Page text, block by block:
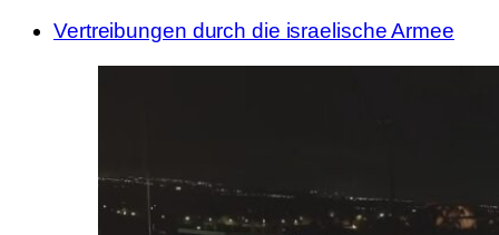
Vertreibungen durch die israelische Armee